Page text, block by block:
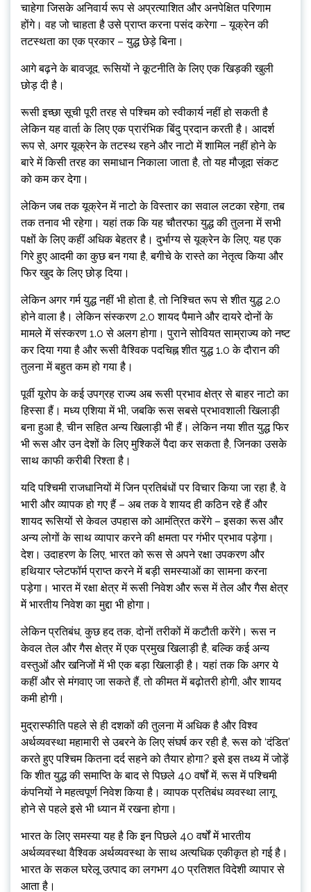
चाहेगा जिसके अनिवार्य रूप से अप्रत्याशित और अनपेक्षित परिणाम
होंगे। वह जो चाहता है उसे प्राप्त करना पसंद करेगा – यूक्रेन की
तटस्थता का एक प्रकार – युद्ध छेड़े बिना।
आगे बढ़ने के बावजूद, रूसियों ने कूटनीति के लिए एक खिड़की खुली
छोड़ दी है।
रूसी इच्छा सूची पूरी तरह से पश्चिम को स्वीकार्य नहीं हो सकती है
लेकिन यह वार्ता के लिए एक प्रारंभिक बिंदु प्रदान करती है। आदर्श
रूप से, अगर यूक्रेन के तटस्थ रहने और नाटो में शामिल नहीं होने के
बारे में किसी तरह का समाधान निकाला जाता है, तो यह मौजूदा संकट
को कम कर देगा।
लेकिन जब तक यूक्रेन में नाटो के विस्तार का सवाल लटका रहेगा, तब
तक तनाव भी रहेगा। यहां तक ​​कि यह चौतरफा युद्ध की तुलना में सभी
पक्षों के लिए कहीं अधिक बेहतर है। दुर्भाग्य से यूक्रेन के लिए, यह एक
गिरे हुए आदमी का कुछ बन गया है, बगीचे के रास्ते का नेतृत्व किया और
फिर खुद के लिए छोड़ दिया।
लेकिन अगर गर्म युद्ध नहीं भी होता है, तो निश्चित रूप से शीत युद्ध 2.0
होने वाला है। लेकिन संस्करण 2.0 शायद पैमाने और दायरे दोनों के
मामले में संस्करण 1.0 से अलग होगा। पुराने सोवियत साम्राज्य को नष्ट
कर दिया गया है और रूसी वैश्विक पदचिह्न शीत युद्ध 1.0 के दौरान की
तुलना में बहुत कम हो गया है।
पूर्वी यूरोप के कई उपग्रह राज्य अब रूसी प्रभाव क्षेत्र से बाहर नाटो का
हिस्सा हैं। मध्य एशिया में भी, जबकि रूस सबसे प्रभावशाली खिलाड़ी
बना हुआ है, चीन सहित अन्य खिलाड़ी भी हैं। लेकिन नया शीत युद्ध फिर
भी रूस और उन देशों के लिए मुश्किलें पैदा कर सकता है, जिनका उसके
साथ काफी करीबी रिश्ता है।
यदि पश्चिमी राजधानियों में जिन प्रतिबंधों पर विचार किया जा रहा है, वे
भारी और व्यापक हो गए हैं – अब तक वे शायद ही कठिन रहे हैं और
शायद रूसियों से केवल उपहास को आमंत्रित करेंगे – इसका रूस और
अन्य लोगों के साथ व्यापार करने की क्षमता पर गंभीर प्रभाव पड़ेगा।
देश। उदाहरण के लिए, भारत को रूस से अपने रक्षा उपकरण और
हथियार प्लेटफॉर्म प्राप्त करने में बड़ी समस्याओं का सामना करना
पड़ेगा। भारत में रक्षा क्षेत्र में रूसी निवेश और रूस में तेल और गैस क्षेत्र
में भारतीय निवेश का मुद्दा भी होगा।
लेकिन प्रतिबंध, कुछ हद तक, दोनों तरीकों में कटौती करेंगे। रूस न
केवल तेल और गैस क्षेत्र में एक प्रमुख खिलाड़ी है, बल्कि कई अन्य
वस्तुओं और खनिजों में भी एक बड़ा खिलाड़ी है। यहां तक ​​​​कि अगर ये
कहीं और से मंगवाए जा सकते हैं, तो कीमत में बढ़ोतरी होगी, और शायद
कमी होगी।
मुद्रास्फीति पहले से ही दशकों की तुलना में अधिक है और विश्व
अर्थव्यवस्था महामारी से उबरने के लिए संघर्ष कर रही है, रूस को ‘दंडित’
करते हुए पश्चिम कितना दर्द सहने को तैयार होगा? इसे इस तथ्य में जोड़ें
कि शीत युद्ध की समाप्ति के बाद से पिछले 40 वर्षों में, रूस में पश्चिमी
कंपनियों ने महत्वपूर्ण निवेश किया है। व्यापक प्रतिबंध व्यवस्था लागू
होने से पहले इसे भी ध्यान में रखना होगा।
भारत के लिए समस्या यह है कि इन पिछले 40 वर्षों में भारतीय
अर्थव्यवस्था वैश्विक अर्थव्यवस्था के साथ अत्यधिक एकीकृत हो गई है।
भारत के सकल घरेलू उत्पाद का लगभग 40 प्रतिशत विदेशी व्यापार से
आता है।